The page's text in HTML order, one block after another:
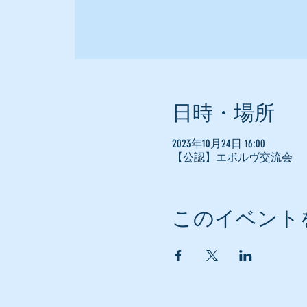
日時・場所
2023年10月24日 16:00
【公認】エボルヴ交流会
このイベント